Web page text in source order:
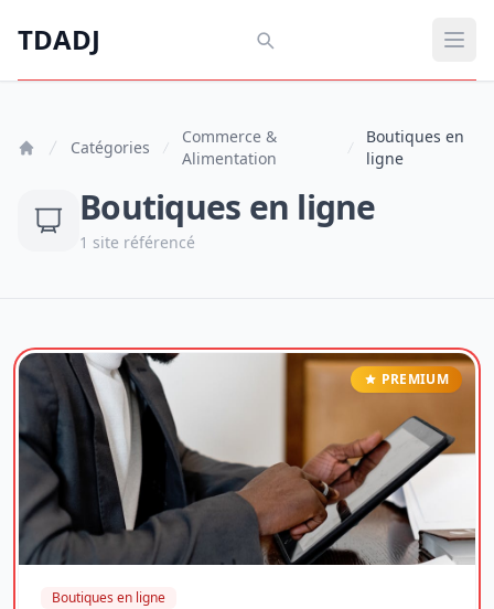
TDADJ
TDADJ
Catégories
Commerce &
Alimentation
Boutiques en
ligne
Boutiques en ligne
1 site référencé
PREMIUM
Boutiques en ligne